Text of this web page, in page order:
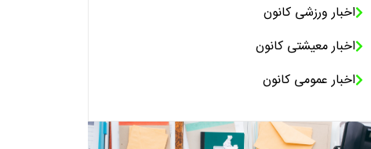
اخبار ورزشی کانون
اخبار معیشتی کانون
اخبار عمومی کانون